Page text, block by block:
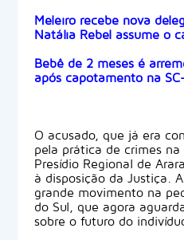
Meleiro recebe nova
Natália Rebel assume o
Bebê de 2 meses é
após capotamento na
O acusado, que já era
pela prática de crimes
Presídio Regional de
à disposição da Justiça.
grande movimento na
do Sul, que agora
sobre o futuro do